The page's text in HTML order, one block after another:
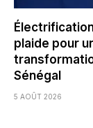
plaide pour
Sénégal
5 AOÛT 2026